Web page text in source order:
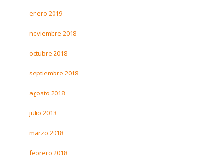
enero 2019
noviembre 2018
octubre 2018
septiembre 2018
agosto 2018
julio 2018
marzo 2018
febrero 2018